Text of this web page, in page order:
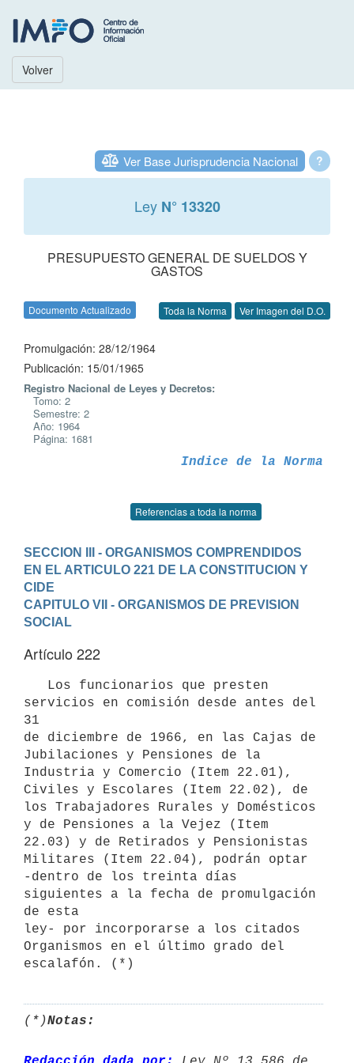
Volver
?
Ver Base Jurisprudencia Nacional
Ley N° 13320
PRESUPUESTO GENERAL DE SUELDOS Y
GASTOS
Documento Actualizado Toda la Norma Ver Imagen del D.O.
Promulgación: 28/12/1964
Publicación: 15/01/1965
Registro Nacional de Leyes y Decretos:
Tomo: 2
Semestre: 2
Año: 1964
Página: 1681
Indice de la Norma
Referencias a toda la norma
SECCION III - ORGANISMOS COMPRENDIDOS
EN EL ARTICULO 221 DE LA CONSTITUCION Y
CIDE
CAPITULO VII - ORGANISMOS DE PREVISION
SOCIAL
Artículo 222
servicios en comisión desde antes del
31
de diciembre de 1966, en las Cajas de
Jubilaciones y Pensiones de la
Industria y Comercio (Item 22.01),
Civiles y Escolares (Item 22.02), de
los Trabajadores Rurales y Domésticos
y de Pensiones a la Vejez (Item
22.03) y de Retirados y Pensionistas
Militares (Item 22.04), podrán optar
-dentro de los treinta días
siguientes a la fecha de promulgación
de esta
ley- por incorporarse a los citados
Organismos en el último grado del
escalafón. (*)
(*)Notas: